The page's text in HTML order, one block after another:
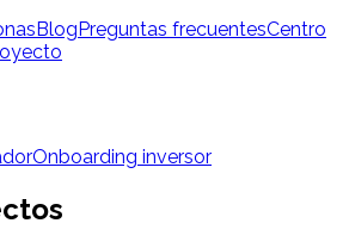
BlogPreguntas frecuentesCentro
Onboarding inversor